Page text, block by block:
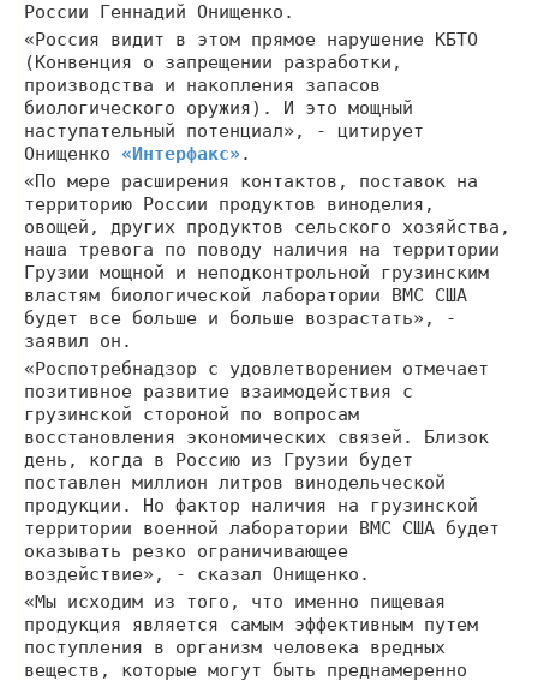
России Геннадий Онищенко.
«Россия видит в этом прямое нарушение КБТО
(Конвенция о запрещении разработки,
производства и накопления запасов
биологического оружия). И это мощный
наступательный потенциал», - цитирует
Онищенко «Интерфакс».
«По мере расширения контактов, поставок на
территорию России продуктов виноделия,
овощей, других продуктов сельского хозяйства,
наша тревога по поводу наличия на территории
Грузии мощной и неподконтрольной грузинским
властям биологической лаборатории ВМС США
будет все больше и больше возрастать», -
заявил он.
«Роспотребнадзор с удовлетворением отмечает
позитивное развитие взаимодействия с
грузинской стороной по вопросам
восстановления экономических связей. Близок
день, когда в Россию из Грузии будет
поставлен миллион литров винодельческой
продукции. Но фактор наличия на грузинской
территории военной лаборатории ВМС США будет
оказывать резко ограничивающее
воздействие», - сказал Онищенко.
«Мы исходим из того, что именно пищевая
продукция является самым эффективным путем
поступления в организм человека вредных
веществ, которые могут быть преднамеренно